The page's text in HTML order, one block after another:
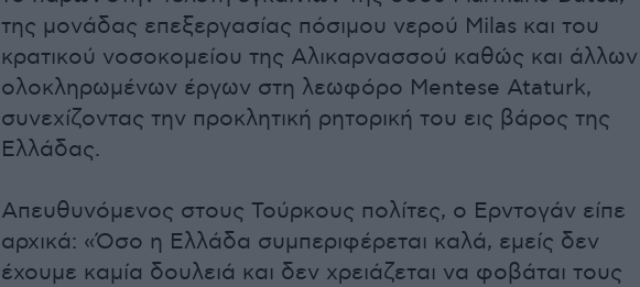
της μονάδας επεξεργασίας πόσιμου νερού Milas και του
κρατικού νοσοκομείου της Αλικαρνασσού καθώς και άλλων
ολοκληρωμένων έργων στη λεωφόρο Mentese Ataturk,
συνεχίζοντας την προκλητική ρητορική του εις βάρος της
Ελλάδας.
Απευθυνόμενος στους Τούρκους πολίτες, ο Ερντογάν είπε
αρχικά: «Όσο η Ελλάδα συμπεριφέρεται καλά, εμείς δεν
έχουμε καμία δουλειά και δεν χρειάζεται να φοβάται τους